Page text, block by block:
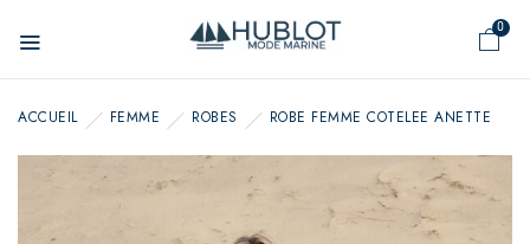
0
ACCUEIL FEMME ROBES ROBE FEMME COTELEE ANETTE
Panneau de gestion des cookies